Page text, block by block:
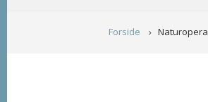
BREADCRUMB
Forside Naturopera